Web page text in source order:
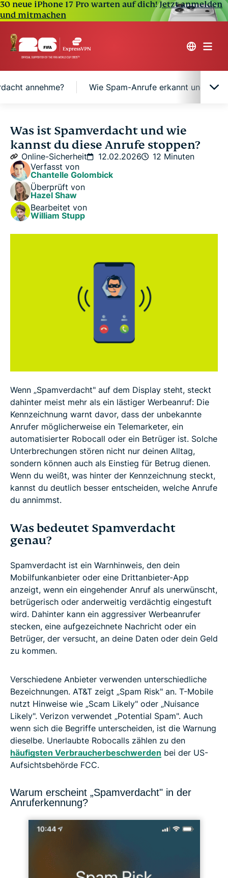
30 neue iPhone 17 Pro warten auf dich!Jetzt anmelden
und mitmachen
annehme? Wie Spam-Anrufe erkannt und
Was bedeutet Spamverdacht genau?
Warum erhalte ich so viele Anrufe mit
Spamverdacht?
Was passiert, wenn ich einen Anruf mit
Spamverdacht annehme?
Wie Spam-Anrufe erkannt und gekennzeichnet
So blockierst du Anrufe mit Spamverdacht
Erweiterte Tipps, um Anrufe mit Spamverdacht zu
Was ist Spamverdacht und wie
kannst du diese Anrufe stoppen?
Online-Sicherheit 12.02.2026
12 Minuten
Verfasst von
Chantelle Golombick
Überprüft von
Hazel Shaw
Bearbeitet von
William Stupp
Wenn „Spamverdacht" auf dem Display steht, steckt
dahinter meist mehr als ein lästiger Werbeanruf: Die
Kennzeichnung warnt davor, dass der unbekannte
Anrufer möglicherweise ein Telemarketer, ein
automatisierter Robocall oder ein Betrüger ist. Solche
Unterbrechungen stören nicht nur deinen Alltag,
sondern können auch als Einstieg für Betrug dienen.
Wenn du weißt, was hinter der Kennzeichnung steckt,
kannst du deutlich besser entscheiden, welche Anrufe
du annimmst.
Was bedeutet Spamverdacht
genau?
Spamverdacht ist ein Warnhinweis, den dein
Mobilfunkanbieter oder eine Drittanbieter-App
anzeigt, wenn ein eingehender Anruf als unerwünscht,
betrügerisch oder anderweitig verdächtig eingestuft
wird. Dahinter kann ein aggressiver Werbeanrufer
stecken, eine aufgezeichnete Nachricht oder ein
Betrüger, der versucht, an deine Daten oder dein Geld
zu kommen.
Verschiedene Anbieter verwenden unterschiedliche
Bezeichnungen. AT&T zeigt „Spam Risk" an. T-Mobile
nutzt Hinweise wie „Scam Likely" oder „Nuisance
Likely". Verizon verwendet „Potential Spam". Auch
wenn sich die Begriffe unterscheiden, ist die Warnung
dieselbe. Unerlaubte Robocalls zählen zu den
häufigsten Verbraucherbeschwerden bei der US-
Aufsichtsbehörde FCC.
Warum erscheint „Spamverdacht" in der
Anruferkennung?